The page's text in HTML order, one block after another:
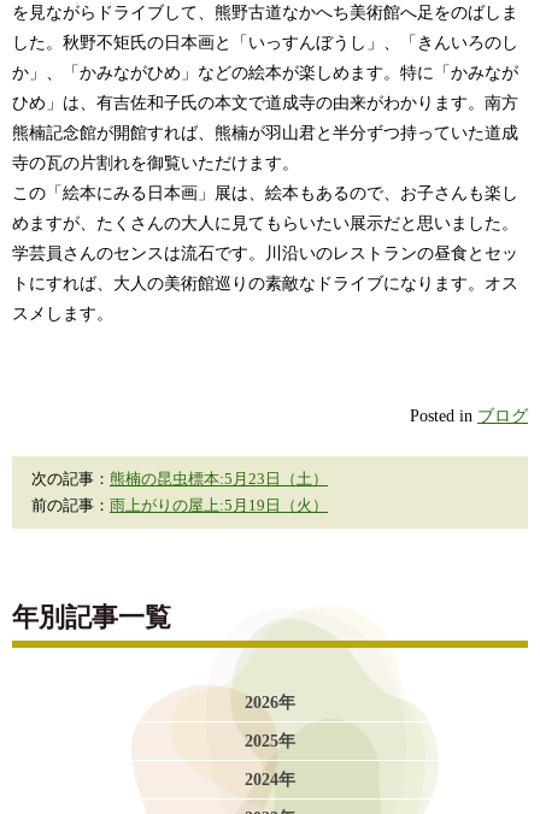
を見ながらドライブして、熊野古道なかへち美術館へ足をのばしま
した。秋野不矩氏の日本画と「いっすんぼうし」、「きんいろのし
か」、「かみながひめ」などの絵本が楽しめます。特に「かみなが
ひめ」は、有吉佐和子氏の本文で道成寺の由来がわかります。南方
熊楠記念館が開館すれば、 熊楠が羽山君と半分ずつ持っていた道成
寺の瓦の片割れを御覧いただけます。
この「絵本にみる日本画」展は、絵本もあるので、お子さんも楽し
めますが、たくさんの大人に見てもらいたい展示だと思いました。
学芸員さんのセンスは流石です。
川沿いのレストランの昼食とセッ
トにすれば、大人の美術館巡りの素敵なドライブになります。オス
スメします。
Posted in ブログ
次の記事： 熊楠の昆虫標本:5月23日（土）
前の記事： 雨上がりの屋上:5月19日（火）
年別記事一覧
2026年
2025年
2024年